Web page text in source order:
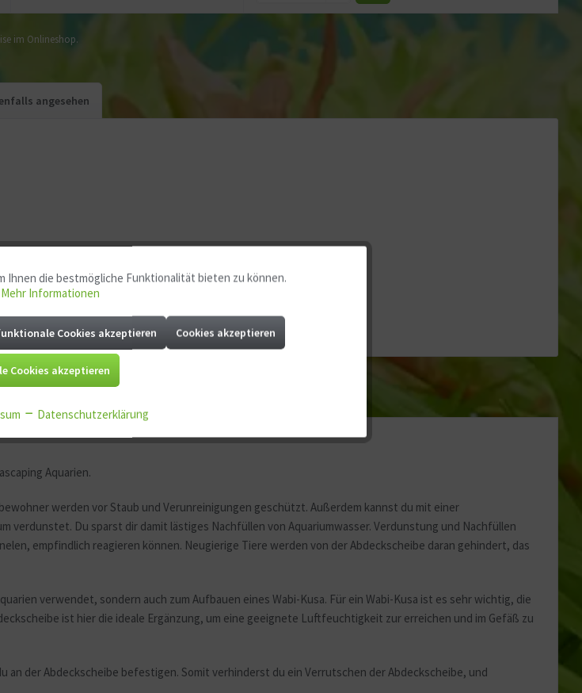
im Onlineshop.
angesehen
Aquarien.
werden vor Staub und Verunreinigungen geschützt. Außerdem kannst du mit einer
verdunstet. Du sparst dir damit lästiges Nachfüllen von Aquariumwasser. Verdunstung und Nachfüllen
empfindlich reagieren können. Neugierige Tiere werden von der Abdeckscheibe daran gehindert, das
verwendet, sondern auch zum Aufbauen eines Wabi-Kusa. Für ein Wabi-Kusa ist es sehr wichtig, die
ist hier die ideale Ergänzung, um eine geeignete Luftfeuchtigkeit zur erreichen und im Gefäß zu
der Abdeckscheibe befestigen. Somit verhinderst du ein Verrutschen der Abdeckscheibe, und
Aktiv
Aktiv
Ihnen die bestmögliche Funktionalität bieten zu können.
Mehr Informationen
Cookies akzeptieren Cookies akzeptieren
Cookies akzeptieren
Datenschutzerklärung